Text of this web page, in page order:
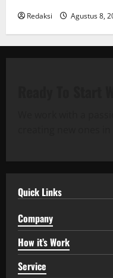
Redaksi Agustus 8,
Quick Links
Company
How it’s Work
Service